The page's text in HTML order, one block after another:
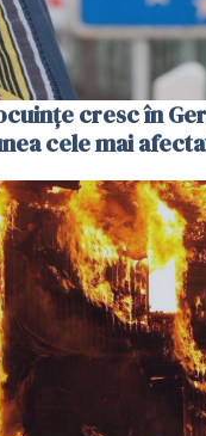
cresc în
cele mai